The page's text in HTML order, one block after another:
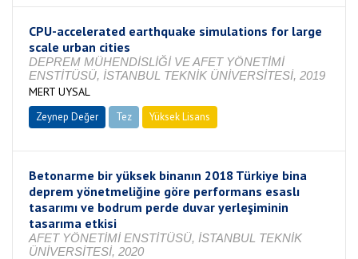
CPU-accelerated earthquake simulations for large
scale urban cities
DEPREM MÜHENDİSLİĞİ VE AFET YÖNETİMİ
ENSTİTÜSÜ, İSTANBUL TEKNİK ÜNİVERSİTESİ, 2019
MERT UYSAL
Zeynep Değer Tez Yüksek Lisans
Betonarme bir yüksek binanın 2018 Türkiye bina
deprem yönetmeliğine göre performans esaslı
tasarımı ve bodrum perde duvar yerleşiminin
tasarıma etkisi
AFET YÖNETİMİ ENSTİTÜSÜ, İSTANBUL TEKNİK
ÜNİVERSİTESİ, 2020